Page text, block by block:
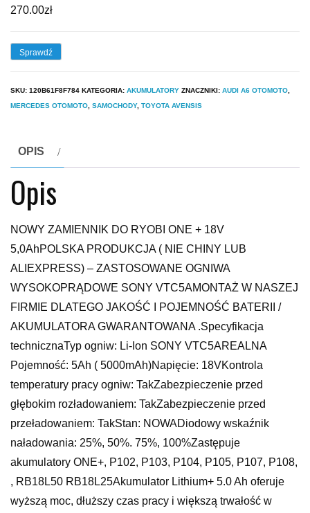
270.00zł
Sprawdź
SKU: 120B61F8F784 KATEGORIA: AKUMULATORY ZNACZNIKI: AUDI A6 OTOMOTO,
MERCEDES OTOMOTO, SAMOCHODY, TOYOTA AVENSIS
OPIS
Opis
NOWY ZAMIENNIK DO RYOBI ONE + 18V
5,0AhPOLSKA PRODUKCJA ( NIE CHINY LUB
ALIEXPRESS) – ZASTOSOWANE OGNIWA
WYSOKOPRĄDOWE SONY VTC5AMONTAŻ W NASZEJ
FIRMIE DLATEGO JAKOŚĆ I POJEMNOŚĆ BATERII /
AKUMULATORA GWARANTOWANA .Specyfikacja
technicznaTyp ogniw: Li-Ion SONY VTC5AREALNA
Pojemność: 5Ah ( 5000mAh)Napięcie: 18VKontrola
temperatury pracy ogniw: TakZabezpieczenie przed
głębokim rozładowaniem: TakZabezpieczenie przed
przeładowaniem: TakStan: NOWADiodowy wskaźnik
naładowania: 25%, 50%. 75%, 100%Zastępuje
akumulatory ONE+, P102, P103, P104, P105, P107, P108,
, RB18L50 RB18L25Akumulator Lithium+ 5.0 Ah oferuje
wyższą moc, dłuższy czas pracy i większą trwałość w